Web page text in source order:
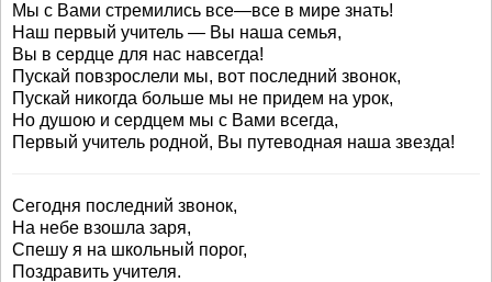
Мы с Вами стремились все—все в мире знать!
Наш первый учитель — Вы наша семья,
Вы в сердце для нас навсегда!
Пускай повзрослели мы, вот последний звонок,
Пускай никогда больше мы не придем на урок,
Но душою и сердцем мы с Вами всегда,
Первый учитель родной, Вы путеводная наша звезда!
Сегодня последний звонок,
На небе взошла заря,
Спешу я на школьный порог,
Поздравить учителя.